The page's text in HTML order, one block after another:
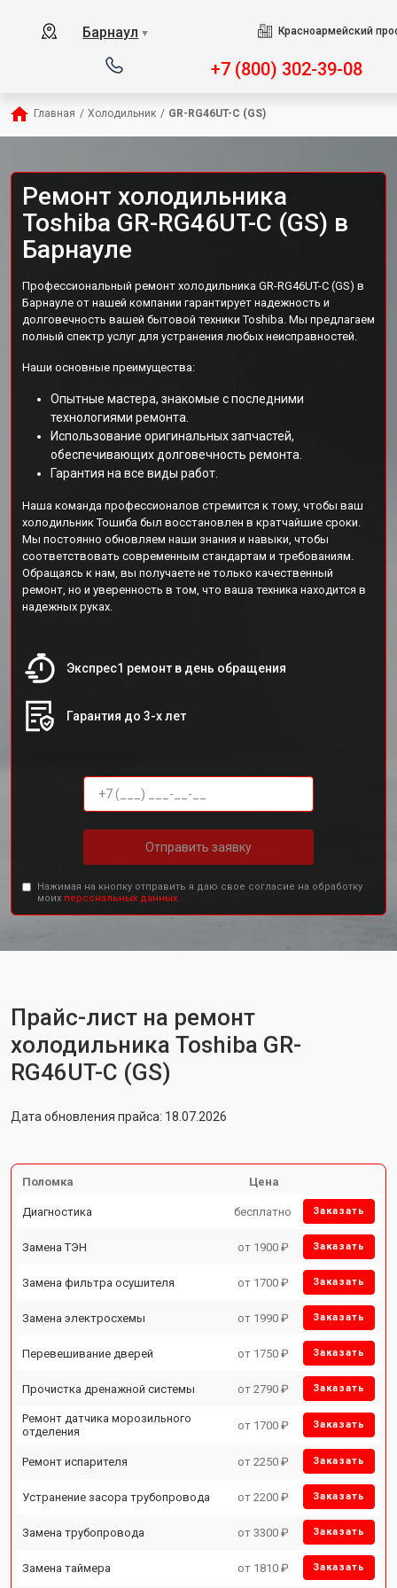
Барнаул ▼ Красноармейский
+7 (800) 302-39-08
Главная / Холодильник / GR-RG46UT-C (GS)
Ремонт холодильника
Toshiba GR-RG46UT-C (GS) в
Барнауле
Профессиональный ремонт холодильника GR-RG46UT-C (GS) в
Барнауле от нашей компании гарантирует надежность и
долговечность вашей бытовой техники Toshiba. Мы предлагаем
полный спектр услуг для устранения любых неисправностей.
Наши основные преимущества:
Опытные мастера, знакомые с последними
технологиями ремонта.
Использование оригинальных запчастей,
обеспечивающих долговечность ремонта.
Гарантия на все виды работ.
Наша команда профессионалов стремится к тому, чтобы ваш
холодильник Тошиба был восстановлен в кратчайшие сроки.
Мы постоянно обновляем наши знания и навыки, чтобы
соответствовать современным стандартам и требованиям.
Обращаясь к нам, вы получаете не только качественный
ремонт, но и уверенность в том, что ваша техника находится в
надежных руках.
Экспрес1 ремонт в день обращения
Гарантия до 3-х лет
Отправить заявку
Нажимая на кнопку отправить я даю свое согласие на обработку
моих персональных данных.
Прайс-лист на ремонт
холодильника Toshiba GR-
RG46UT-C (GS)
Дата обновления прайса: 18.07.2026
Поломка Цена
Диагностика бесплатно Заказать
Замена ТЭН от 1900 ₽ Заказать
Замена фильтра осушителя от 1700 ₽ Заказать
Замена электросхемы от 1990 ₽ Заказать
Перевешивание дверей от 1750 ₽ Заказать
Прочистка дренажной системы от 2790 ₽ Заказать
Ремонт датчика морозильного
отделения
от 1700 ₽ Заказать
Ремонт испарителя от 2250 ₽ Заказать
Устранение засора трубопровода от 2200 ₽ Заказать
Замена трубопровода от 3300 ₽ Заказать
Замена таймера от 1810 ₽ Заказать